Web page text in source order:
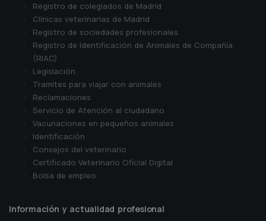
Registro de colegiados de Madrid
Clínicas veterinarias de Madrid
Registro de sociedades profesionales
Registro de Identificación de Animales de Compañía
(RIAC)
Legislación
Tramites para viajar con animales
Reclamaciones
Servicio de Atención al ciudadano
Vacunaciones en pequeños animales
Identificación
Consejos del veterinario
Certificado Veterinario Oficial Digital
Bolsa de empleo
Información y actualidad profesional